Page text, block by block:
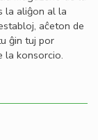
la aliĝon al la
aĉeton de
ĝin tuj por
la konsorcio.